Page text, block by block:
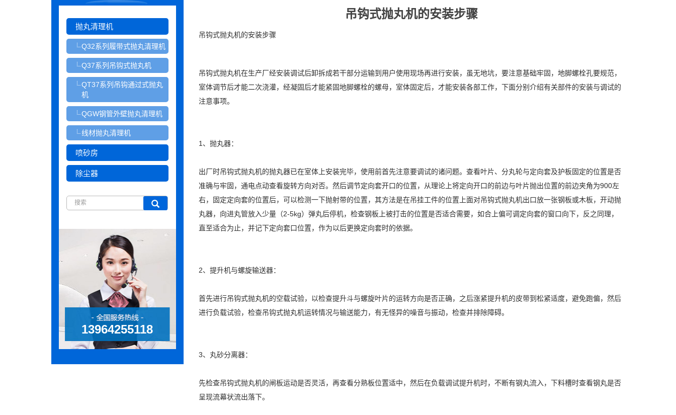
吊钩式抛丸机的安装步骤
吊钩式抛丸机的安装步骤
吊钩式抛丸机在生产厂经安装调试后卸拆成若干部分运输到用户使用现场再进行安装，虽无地坑，要注意基础牢固，地脚螺栓孔要规范，
室体调节后才能二次浇灌，经凝固后才能紧固地脚螺栓的螺母，室体固定后，才能安装各部工作，下面分别介绍有关部件的安装与调试的
注意事项。
1、抛丸器：
出厂时吊钩式抛丸机的抛丸器已在室体上安装完毕，使用前首先注意要调试的诸问题。查看叶片、分丸轮与定向套及护板固定的位置是否
准确与牢固，通电点动查看旋转方向对否。然后调节定向套开口的位置，从理论上将定向开口的前边与叶片抛出位置的前边夹角为900左
右，固定定向套的位置后，可以检测一下抛射带的位置，其方法是在吊挂工件的位置上面对吊钩式抛丸机出口放一张钢板或木板，开动抛
丸器，向进丸管放入少量（2-5kg）弹丸后停机，检查钢板上被打击的位置是否适合需要，如合上偏可调定向套的窗口向下，反之同理，
直至适合为止，并记下定向套口位置，作为以后更换定向套时的依据。
2、提升机与螺旋输送器：
首先进行吊钩式抛丸机的空载试验，以检查提升斗与螺旋叶片的运转方向是否正确，之后涨紧提升机的皮带到松紧适度，避免跑偏，然后
进行负载试验，检查吊钩式抛丸机运转情况与输送能力，有无怪异的噪音与振动，检查并排除障碍。
3、丸砂分离器：
先检查吊钩式抛丸机的闸板运动是否灵活，再查看分熟板位置适中，然后在负载调试提升机时，不断有钢丸流入，下料槽时查看钢丸是否
呈现流幕状流出落下。
抛丸清理机
Q32系列履带式抛丸清理机
Q37系列吊钩式抛丸机
QT37系列吊钩通过式抛丸
机
QGW钢管外壁抛丸清理机
线材抛丸清理机
喷砂房
除尘器
13964255118